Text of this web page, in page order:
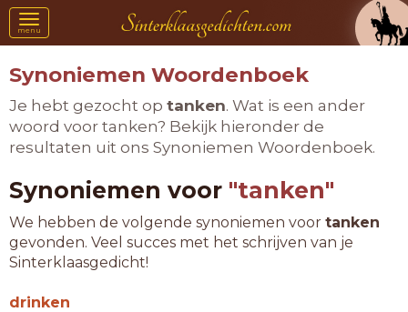
Toggle
navigation
menu
Synoniemen Woordenboek
Je hebt gezocht op tanken. Wat is een ander
woord voor tanken? Bekijk hieronder de
resultaten uit ons Synoniemen Woordenboek.
Synoniemen voor "tanken"
We hebben de volgende synoniemen voor tanken
gevonden. Veel succes met het schrijven van je
Sinterklaasgedicht!
drinken